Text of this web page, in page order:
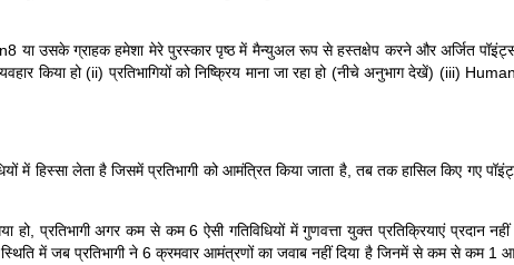
या उसके ग्राहक हमेशा मेरे पुरस्कार पृष्ठ में मैन्युअल रूप से हस्तक्षेप करने और अर्जित
किया हो (ii) प्रतिभागियों को निष्क्रिय माना जा रहा हो (नीचे अनुभाग देखें) (iii)
में हिस्सा लेता है जिसमें प्रतिभागी को आमंत्रित किया जाता है, तब तक हासिल किए गए
प्रतिभागी अगर कम से कम 6 ऐसी गतिविधियों में गुणवत्ता युक्त प्रतिक्रियाएं प्रदान
स्थिति में जब प्रतिभागी ने 6 क्रमवार आमंत्रणों का जवाब नहीं दिया है जिनमें से कम से